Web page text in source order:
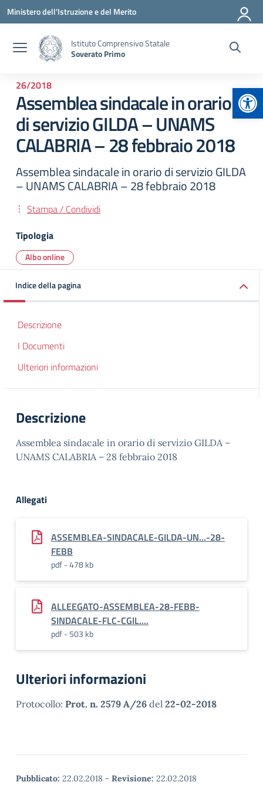
Vai ai contenuti
Vai al menu di navigazione
Vai al footer
Ministero dell'Istruzione e del Merito
Istituto Comprensivo Statale
Soverato Primo
26/2018
Assemblea sindacale in orario
di servizio GILDA – UNAMS
CALABRIA – 28 febbraio 2018
Assemblea sindacale in orario di servizio GILDA
– UNAMS CALABRIA – 28 febbraio 2018
Stampa / Condividi
Tipologia
Albo online
Indice della pagina
Descrizione
I Documenti
Ulteriori informazioni
Descrizione
Assemblea sindacale in orario di servizio GILDA –
UNAMS CALABRIA – 28 febbraio 2018
Allegati
ASSEMBLEA-SINDACALE-GILDA-UN...-28-
FEBB
pdf - 478 kb
ALLEEGATO-ASSEMBLEA-28-FEBB-
SINDACALE-FLC-CGIL....
pdf - 503 kb
Ulteriori informazioni
Protocollo: Prot. n. 2579 A/26 del 22-02-2018
Pubblicato: 22.02.2018 - Revisione: 22.02.2018